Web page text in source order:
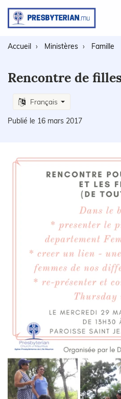
Accueil Ministères Famille
Rencontre de
Français
Publié le 16 mars 2017